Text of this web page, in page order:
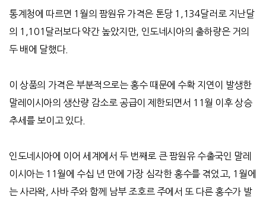
통계청에 따르면 1 월의 팜원유 가격은 톤당1,134달러로 지난달
의 1,101 달러보다 약간 높았지만, 인도네시아의 출하량은 거의
두 배에 달했다.
이 상품의 가격은 부분적으로는 홍수 때문에 수확 지연이 발생한
말레이시아의 생산량 감소로 공급이 제한되면서 11 월 이후 상승
추세를 보이고 있다.
인도네시아에 이어 세계에서 두 번째로 큰 팜원유 수출국인 말레
이시아는11 월에 수십 년 만에 가장 심각한 홍수를 겪었고 , 1 월에
는 사라왁 사바 주와 함께 남부 조호르 주에서 또 다른 홍수가 발